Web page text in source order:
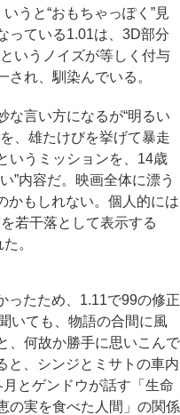
うと“おもちゃっぽく”見
っている1.01は、3D部分
いうノイズが等しく付与
され、馴染んでいる。
言い方になるが“明るい
、雄たけびを挙げて暴走
いうミッションを、14歳
”内容だ。映画全体に漂う
かもしれない。個人的には
若干落として表示する
。
たため、1.11で99の修正
いても、物語の合間に風
、何故か勝手に思いこんで
と、シンジとミサトの車内
とゲンドウが話す「生命
の実を食べた人間」の関係